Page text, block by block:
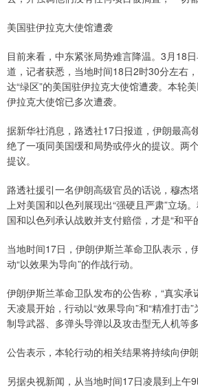
美国驻伊拉克大使馆遭袭
目前来看，中东紧张局势难言降温。3月18
道，记者获悉，当地时间18日2时30分左右
达“绿区”的美国驻伊拉克大使馆遭袭。本轮
伊拉克大使馆已多次遭袭。
据新华社消息，路透社17日报道，伊朗最高
绝了一项同美国缓和局势或停火的提议。两
提议。
路透社援引一名伊朗高级官员的话说，穆杰
上对美国和以色列展现出“强硬且严肃”立场
国和以色列承认战败并支付赔偿，才是“和平
当地时间17日，伊朗伊斯兰革命卫队表示，
动“以效果为导向”的作战行动。
伊朗伊斯兰革命卫队发布的公告称，“真实承
天凌晨开始，行动以“效果导向”和“精准打击
制导武器、多弹头导弹以及攻击型无人机等多
公告表示，本轮行动的相关结果将持续向伊朗
另据央视新闻，从当地时间17日凌晨到上午